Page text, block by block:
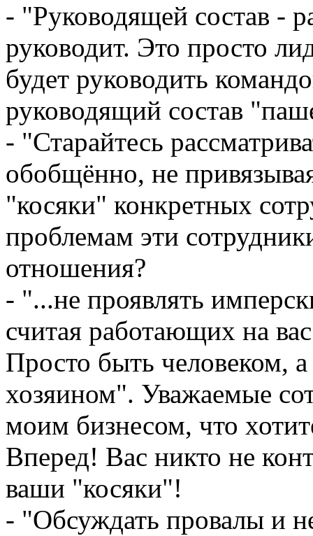
- "Руководящей состав -
руководит. Это просто
будет руководить
руководящий состав
- "Старайтесь
обобщённо, не
"косяки" конкретных
проблемам эти
отношения?
- "...не проявлять
считая работающих на
Просто быть человеком,
хозяином". Уважаемые
моим бизнесом, что
Вперед! Вас никто не
ваши "косяки"!
- "Обсуждать провалы и